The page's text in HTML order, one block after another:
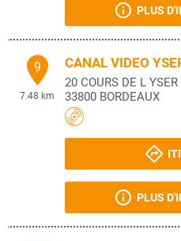
PLUS
9
7.48 km
CANAL VIDEO
20 COURS DE L YSER
33800 BORDEAUX
PLUS